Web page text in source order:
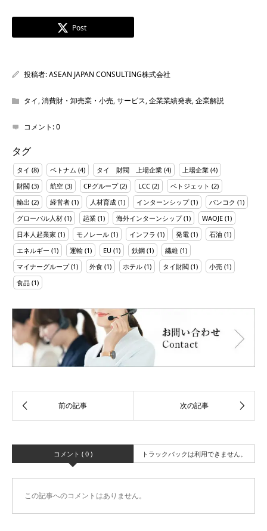
Post
投稿者:ASEAN JAPAN CONSULTING株式会社
タイ,消費財・卸売業・小売,サービス,企業業績発表,企業解説
コメント:0
タグ
タイ (8) ベトナム (4) タイ 財閥 上場企業 (4) 上場企業 (4)
財閥 (3) 航空 (3) CPグループ(2) LCC (2) ベトジェット (2)
輸出 (2) 経営者 (1) 人材育成 (1) インターンシップ(1) バンコク (1)
グローバル人材 (1) 起業 (1) 海外インターンシップ(1) WAOJE (1)
日本人起業家 (1) モノレール (1) インフラ (1) 発電 (1) 石油 (1)
エネルギー (1) 運輸 (1) EU (1) 鉄鋼 (1) 繊維 (1)
マイナーグループ(1) 外食 (1) ホテル (1) タイ財閥 (1) 小売 (1)
食品 (1)
コメント ( 0 ) トラックバックは利用できません。
この記事へのコメントはありません。